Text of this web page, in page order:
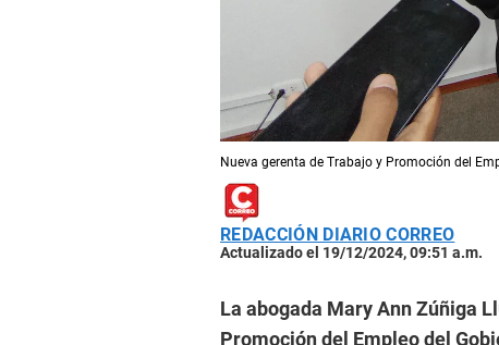
Nueva gerenta de Trabajo y Promoción del
REDACCIÓN DIARIO CORREO
Actualizado el 19/12/2024, 09:51 a.m.
La abogada Mary Ann Zúñiga
Promoción del Empleo del